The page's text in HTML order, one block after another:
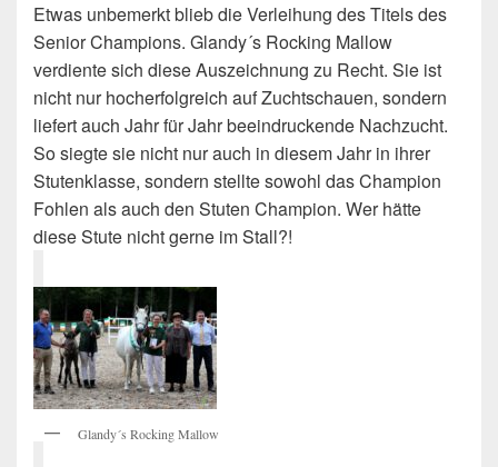
Etwas unbemerkt blieb die Verleihung des Titels des
Senior Champions. Glandy´s Rocking Mallow
verdiente sich diese Auszeichnung zu Recht. Sie ist
nicht nur hocherfolgreich auf Zuchtschauen, sondern
liefert auch Jahr für Jahr beeindruckende Nachzucht.
So siegte sie nicht nur auch in diesem Jahr in ihrer
Stutenklasse, sondern stellte sowohl das Champion
Fohlen als auch den Stuten Champion. Wer hätte
diese Stute nicht gerne im Stall?!
Glandy´s Rocking Mallow